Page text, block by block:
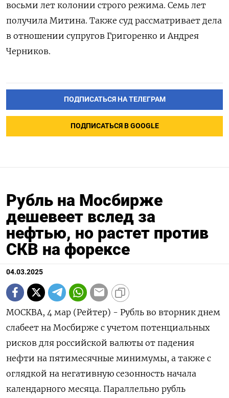
восьми лет колонии строго режима. Семь лет
получила Митина. Также суд рассматривает дела
в отношении супругов Григоренко и Андрея
Черников.
ПОДПИСАТЬСЯ НА ТЕЛЕГРАМ
ПОДПИСАТЬСЯ В GOOGLE
Рубль на Мосбирже
дешевеет вслед за
нефтью, но растет против
СКВ на форексе
04.03.2025
МОСКВА, 4 мар (Рейтер) - Рубль во вторник днем
слабеет на Мосбирже с учетом потенциальных
рисков для российской валюты от падения
нефти на пятимесячные минимумы, а также с
оглядкой на негативную сезонность начала
календарного месяца. Параллельно рубль